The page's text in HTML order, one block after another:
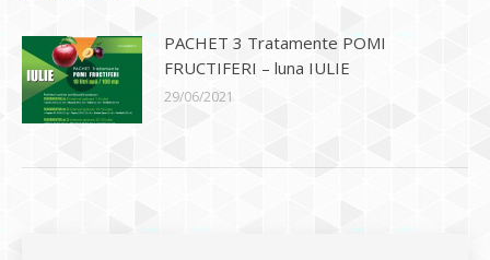
PACHET 3 Tratamente POMI
FRUCTIFERI – luna IULIE
29/06/2021